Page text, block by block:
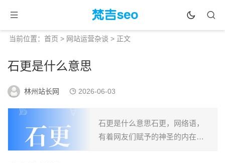
当前位置： 首页 > 网站运营杂谈 > 正文
石更是什么意思
林州站长网 2026-06-03
石更是什么意思石更，网络语，
有着网友们赋予的神圣的内在，